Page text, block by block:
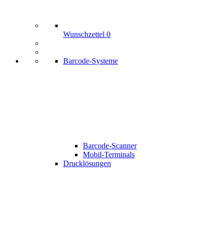
Wunschzettel 0
Barcode-Systeme
Barcode-Scanner
Mobil-Terminals
Drucklösungen